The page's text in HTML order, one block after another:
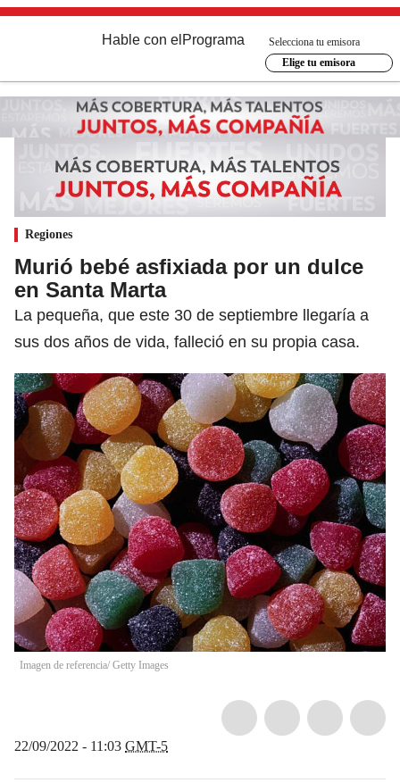
Hable con el Programa
Selecciona tu emisora
Elige tu emisora
Regiones
Murió bebé asfixiada por un dulce
en Santa Marta
La pequeña, que este 30 de septiembre llegaría a
sus dos años de vida, falleció en su propia casa.
Imagen de referencia/ Getty Images
22/09/2022 - 11:03 GMT-5